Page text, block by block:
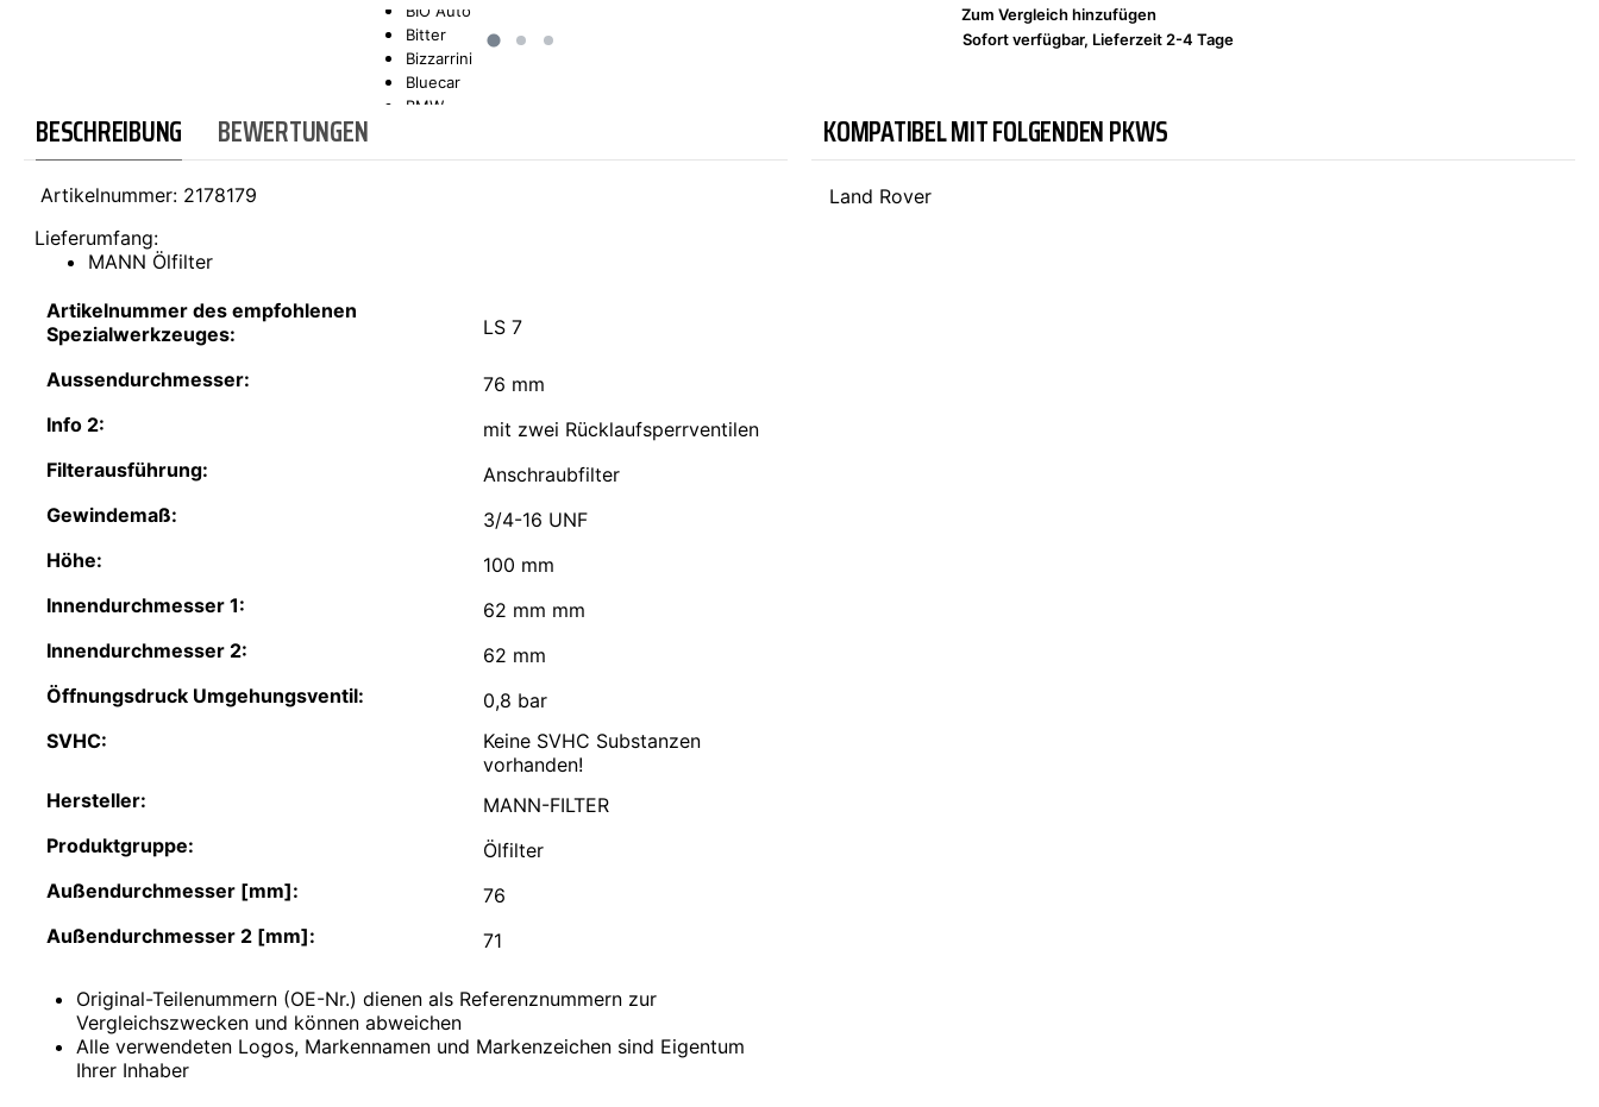
SONAX
BIO Auto
Bitter
Bizzarrini
Bluecar
BMW
CEA3 (Seaz)
De La Chapelle
De Tomaso
Ferrari
Fiat
Ford
Zum Vergleich hinzufügen
Sofort verfügbar, Lieferzeit 2-4 Tage
BESCHREIBUNG BEWERTUNGEN
Artikelnummer: 2178179
Lieferumfang:
MANN Ölfilter
Artikelnummer des empfohlenen
Spezialwerkzeuges:
LS 7
Aussendurchmesser:
76 mm
Info 2:
mit zwei Rücklaufsperrventilen
Filterausführung:
Anschraubfilter
Gewindemaß:
3/4-16 UNF
Höhe:
100 mm
Innendurchmesser 1:
62 mm mm
Innendurchmesser 2:
62 mm
Öffnungsdruck Umgehungsventil:
0,8 bar
SVHC:
Keine SVHC Substanzen
vorhanden!
Hersteller:
MANN-FILTER
Produktgruppe:
Ölfilter
Außendurchmesser [mm]:
76
Außendurchmesser 2 [mm]:
71
Original-Teilenummern (OE-Nr.) dienen als Referenznummern zur
Vergleichszwecken und können abweichen
Alle verwendeten Logos, Markennamen und Markenzeichen sind Eigentum
Ihrer Inhaber
KOMPATIBEL MIT FOLGENDEN PKWS
Land Rover